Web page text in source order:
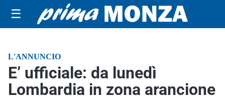
☰
L'ANNUNCIO
E’ ufficiale: da lunedì
Lombardia in zona arancione